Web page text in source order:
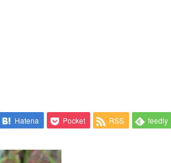
Hatena Pocket RSS feedly